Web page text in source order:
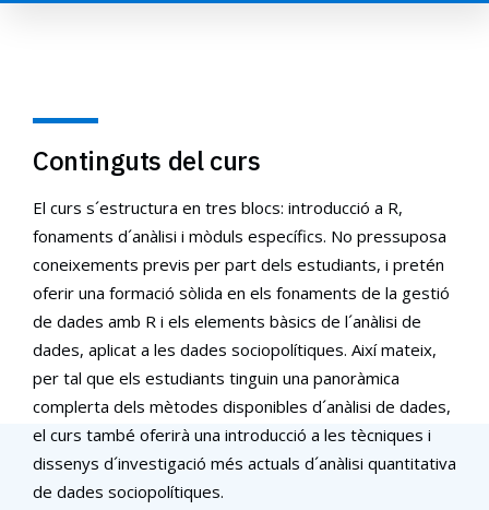
Continguts del curs
El curs s´estructura en tres blocs: introducció a R,
fonaments d´anàlisi i mòduls específics. No pressuposa
coneixements previs per part dels estudiants, i pretén
oferir una formació sòlida en els fonaments de la gestió
de dades amb R i els elements bàsics de l´anàlisi de
dades, aplicat a les dades sociopolítiques. Així mateix,
per tal que els estudiants tinguin una panoràmica
complerta dels mètodes disponibles d´anàlisi de dades,
el curs també oferirà una introducció a les tècniques i
dissenys d´investigació més actuals d´anàlisi quantitativa
de dades sociopolítiques.